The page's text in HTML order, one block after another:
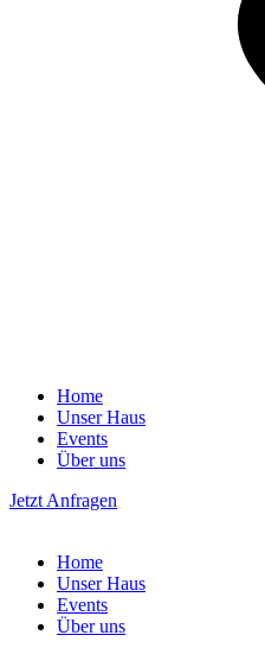
Home
Unser Haus
Events
Über uns
Jetzt Anfragen
Home
Unser Haus
Events
Über uns